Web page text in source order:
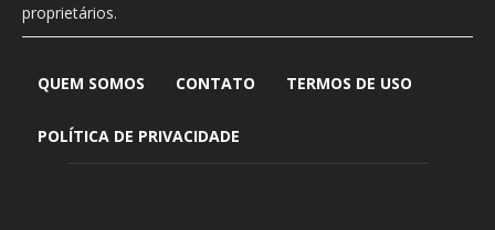
proprietários.
QUEM SOMOS CONTATO TERMOS DE USO
POLÍTICA DE PRIVACIDADE